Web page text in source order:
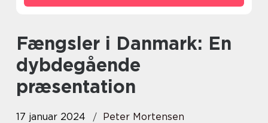
Fængsler i Danmark: En
dybdegående
præsentation
17 januar 2024
Peter Mortensen